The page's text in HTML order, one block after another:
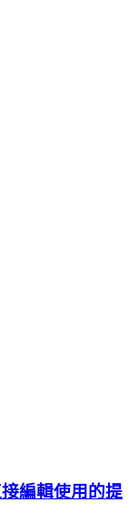
編輯使用的提